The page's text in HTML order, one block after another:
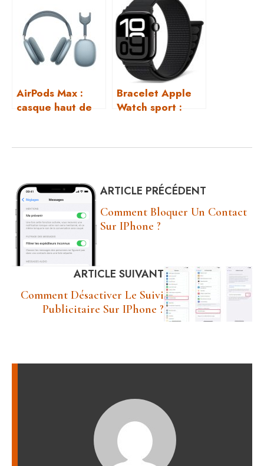
double USB-C
connectique
complète
AirPods Max :
casque haut de
Bracelet Apple
Watch sport :
ARTICLE PRÉCÉDENT
Comment Bloquer Un Contact
Sur IPhone ?
ARTICLE SUIVANT
Comment Désactiver Le Suivi
Publicitaire Sur IPhone ?